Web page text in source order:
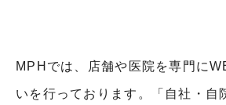
MPHでは、店舗や医院を専門に
いを行っております。 「自社・自